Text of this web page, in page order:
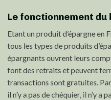
Le fonctionnement du
Etant un produit d’épargne en
tous les types de produits
épargnants ouvrent leurs
font des retraits et peuvent
transactions sont gratuites.
il n’y a pas de chéquier, il n’y a